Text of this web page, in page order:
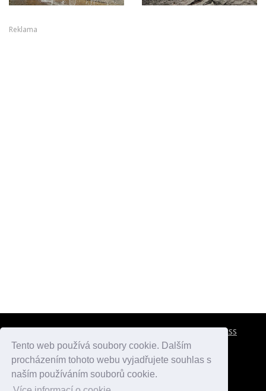
Tento web používá soubory cookie. Dalším
procházením tohoto webu vyjadřujete souhlas s
naším používáním souborů cookie.
Reklama
RSS
atlaspamatek.info